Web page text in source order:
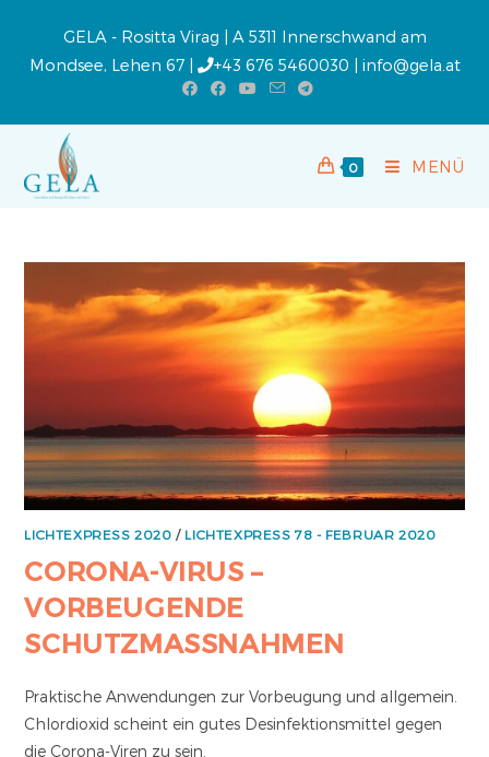
GELA - Rositta Virag | A 5311 Innerschwand am
Mondsee, Lehen 67 |
+43 676 5460030 | info@gela.at
0 MENÜ
LICHTEXPRESS 2020 / LICHTEXPRESS 78 - FEBRUAR 2020
CORONA-VIRUS –
VORBEUGENDE
SCHUTZMASSNAHMEN
Praktische Anwendungen zur Vorbeugung und allgemein.
Chlordioxid scheint ein gutes Desinfektionsmittel gegen
die Corona-Viren zu sein.